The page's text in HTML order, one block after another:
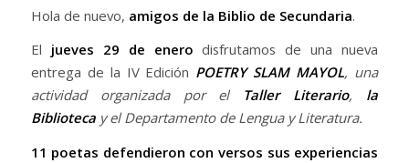
Hola de nuevo, amigos de la Biblio de Secundaria.
El jueves 29 de enero disfrutamos de una nueva
entrega de la IV Edición POETRY SLAM MAYOL, una
actividad organizada por el Taller Literario, la
Bibliotecay el Departamento de Lengua y Literatura.
11 poetas defendieron con versos sus experiencias